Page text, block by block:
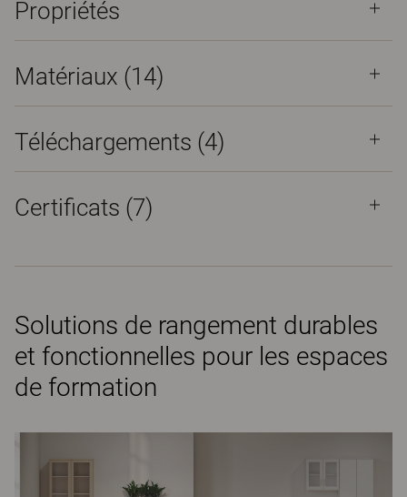
Propriétés
Matériaux (14)
Téléchargements (4)
Certificats (7)
Solutions de rangement durables
et fonctionnelles pour les espaces
de formation